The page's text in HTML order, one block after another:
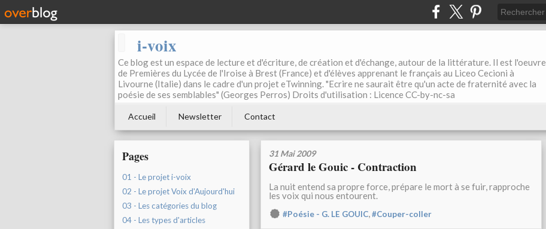
i-voix
Ce blog est un espace de lecture et d'écriture, de création et d'échange, autour de la littérature. Il est l'oeuvre
de Premières du Lycée de l'Iroise à Brest (France) et d'élèves apprenant le français au Liceo Cecioni à
Livourne (Italie) dans le cadre d'un projet eTwinning. "Ecrire ne saurait être qu'un acte de fraternité avec la
poésie de ses semblables" (Georges Perros) Droits d'utilisation : Licence CC-by-nc-sa
Accueil Newsletter Contact
Pages
01 - Le projet i-voix
02 - Le projet Voix d'Aujourd'hui
03 - Les catégories du blog
04 - Les types d'articles
31 Mai 2009
Gérard le Gouic - Contraction
La nuit entend sa propre force, prépare le mort à se fuir, rapproche
les voix qui nous entourent.
#Poésie - G. LE GOUIC,#Couper-coller